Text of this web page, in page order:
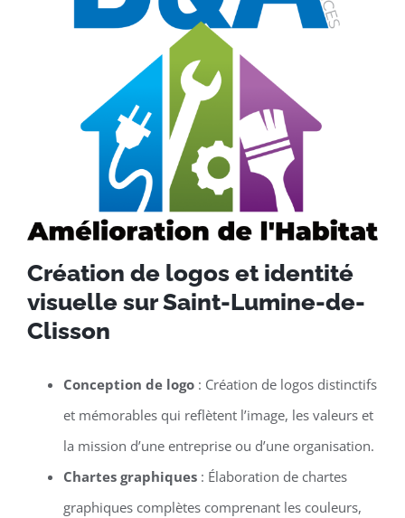
Création de logos et identité
visuelle sur Saint-Lumine-de-
Clisson
Conception de logo: Création de logos distinctifs
et mémorables qui reflètent l’image, les valeurs et
la mission d’une entreprise ou d’une organisation.
Chartes graphiques: Élaboration de chartes
graphiques complètes comprenant les couleurs,